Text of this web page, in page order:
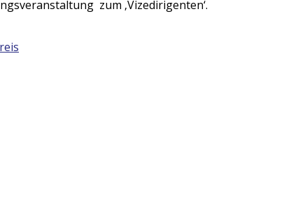
zum ‚Vizedirigenten‘.